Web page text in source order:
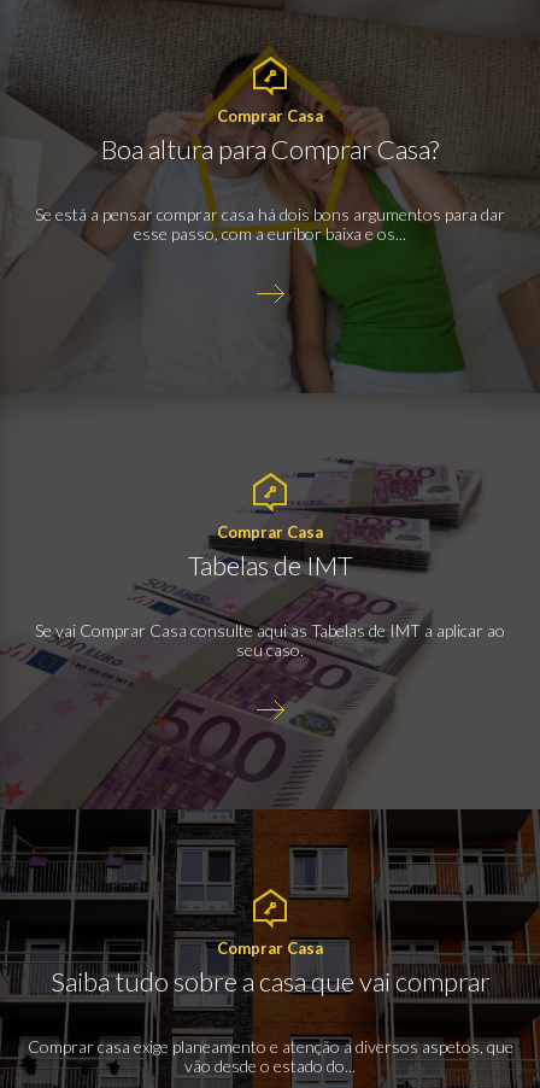
Comprar Casa
Boa altura para Comprar Casa?
Se está a pensar comprar casa há dois bons argumentos para dar
esse passo, com a euribor baixa e os...
Comprar Casa
Tabelas de IMT
Se vai Comprar Casa consulte aqui as Tabelas de IMT a aplicar ao
seu caso.
Comprar Casa
Saiba tudo sobre a casa que vai comprar
Comprar casa exige planeamento e atenção a diversos aspetos, que
vão desde o estado do...